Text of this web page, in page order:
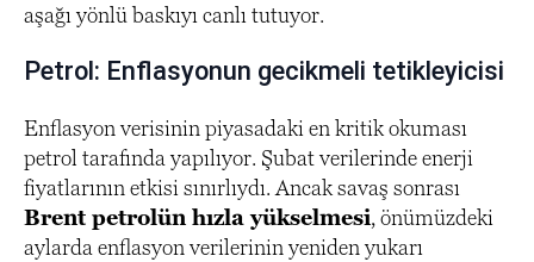
aşağı yönlü baskıyı canlı tutuyor.
Petrol: Enflasyonun gecikmeli tetikleyicisi
Enflasyon verisinin piyasadaki en kritik okuması
petrol tarafında yapılıyor. Şubat verilerinde enerji
fiyatlarının etkisi sınırlıydı. Ancak savaş sonrası
Brent petrolün hızla yükselmesi, önümüzdeki
aylarda enflasyon verilerinin yeniden yukarı